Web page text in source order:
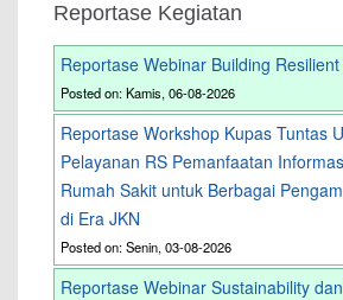
Reportase Kegiatan
Reportase Webinar Building
Posted on: Kamis, 06-08-2026
Reportase Workshop Kupas Tuntas
Pelayanan RS Pemanfaatan
Rumah Sakit untuk Berbagai
di Era JKN
Posted on: Senin, 03-08-2026
Reportase Webinar Sustainability